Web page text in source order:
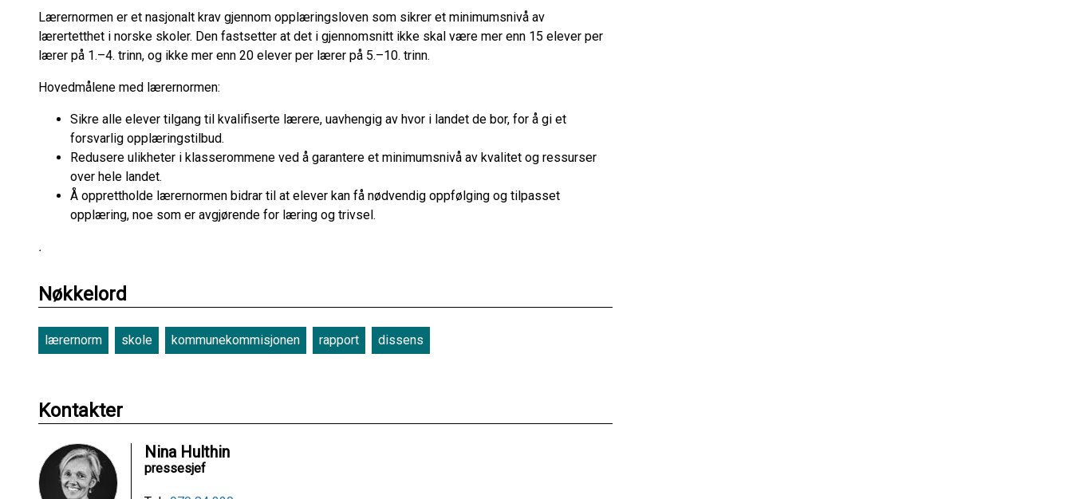
Lærernormen er et nasjonalt krav gjennom opplæringsloven som sikrer et minimumsnivå av
lærertetthet i norske skoler. Den fastsetter at det i gjennomsnitt ikke skal være mer enn 15 elever per
lærer på 1.–4. trinn, og ikke mer enn 20 elever per lærer på 5.–10. trinn.
Hovedmålene med lærernormen:
Sikre alle elever tilgang til kvalifiserte lærere, uavhengig av hvor i landet de bor, for å gi et
forsvarlig opplæringstilbud.
Redusere ulikheter i klasserommene ved å garantere et minimumsnivå av kvalitet og ressurser
over hele landet.
Å opprettholde lærernormen bidrar til at elever kan få nødvendig oppfølging og tilpasset
opplæring, noe som er avgjørende for læring og trivsel.
.
Nøkkelord
lærernorm skole kommunekommisjonen rapport dissens
Kontakter
Nina Hulthin
pressesjef